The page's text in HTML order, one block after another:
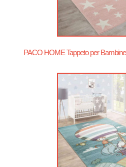
PACO HOME Tappeto per